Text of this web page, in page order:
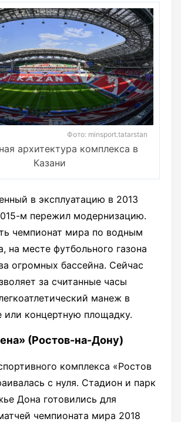
Фото: minsport.tatarstan
архитектура комплекса в
Казани
в эксплуатацию в 2013
м пережил модернизацию.
чемпионат мира по водным
на месте футбольного газона
огромных бассейна. Сейчас
за считанные часы
манеж в
или концертную площадку.
(Ростов-на-Дону)
комплекса «Ростов
с нуля. Стадион и парк
Дона готовились для
чемпионата мира 2018